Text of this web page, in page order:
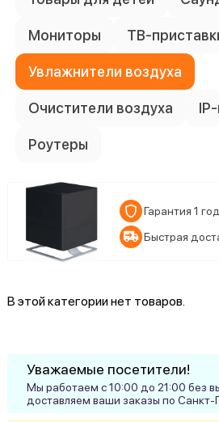
Мониторы ТВ-
Увлажнители воздуха
Очистители воздуха
Роутеры
Гарантия 1 год
Быстрая
В этой категории нет товаров.
Уважаемые посетители!
Мы работаем с 10:00 до 21:00 без
доставляем ваши заказы по Санкт-